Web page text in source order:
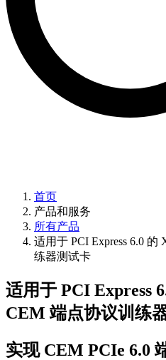
首页
产品和服务
所有产品
适用于 PCI Express 6.0 的
练器测试卡
适用于 PCI Express
CEM 端点协议训练
实现 CEM PCIe 6.0